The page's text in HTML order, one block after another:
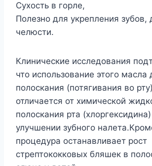
Сухость в горле,
Полезно для укрепления зубов,
челюсти.
Клинические исследования
что использование этого масла
полоскания (потягивания во
отличается от химической
полоскания рта
улучшении зубного
процедура останавливает рост
стрептококковых бляшек в